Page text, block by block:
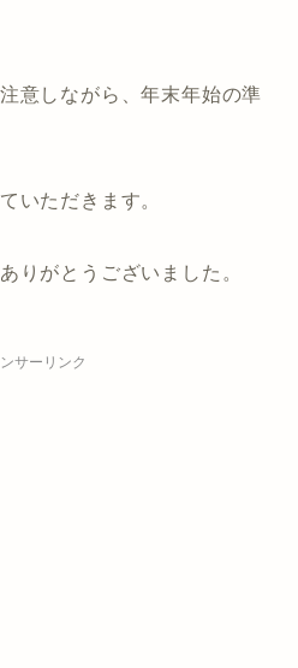
意しながら、年末年始の準
いただきます。
りがとうございました。
サーリンク